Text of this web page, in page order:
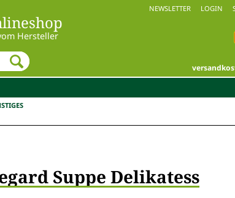
NEWSLETTER LOGIN
Hersteller
Suppe Delikatess